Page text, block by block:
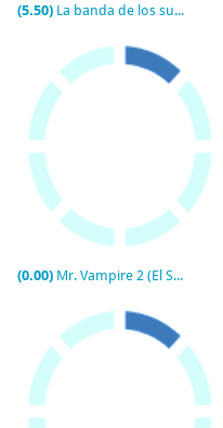
(5.50) La banda de los supercamorristas
(0.00) Mr. Vampire 2 (El Señor de los Vampiros II)